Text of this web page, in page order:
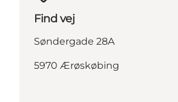
Find vej
Søndergade 28A
5970 Ærøskøbing